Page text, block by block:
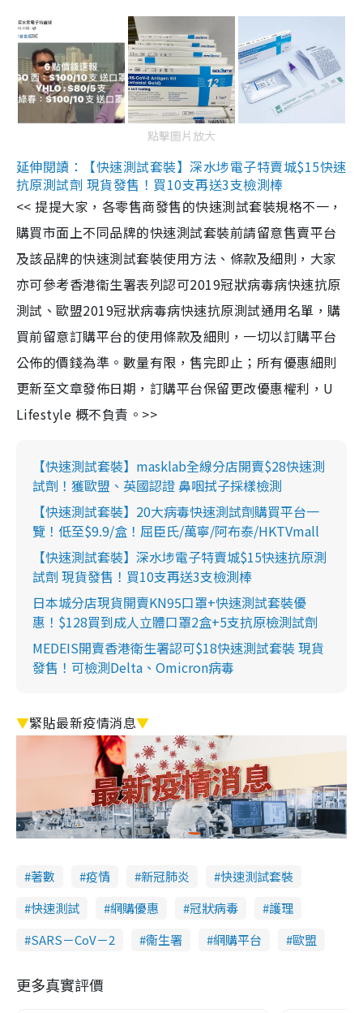
點擊圖片放大
延伸閱讀：【快速測試套裝】深水埗電子特賣城$15快速
抗原測試劑 現貨發售！買10支再送3支檢測棒
<< 提提大家，各零售商發售的快速測試套裝規格不一，
購買市面上不同品牌的快速測試套裝前請留意售賣平台
及該品牌的快速測試套裝使用方法、條款及細則，大家
亦可參考香港衞生署表列認可2019冠狀病毒病快速抗原
測試、歐盟2019冠狀病毒病快速抗原測試通用名單，購
買前留意訂購平台的使用條款及細則，一切以訂購平台
公佈的價錢為準。數量有限，售完即止；所有優惠細則
更新至文章發佈日期，訂購平台保留更改優惠權利，U
Lifestyle 概不負責。>>
【快速測試套裝】masklab全線分店開賣$28快速測
試劑！獲歐盟、英國認證 鼻咽拭子採樣檢測
【快速測試套裝】20大病毒快速測試劑購買平台一
覽！低至$9.9/盒！屈臣氏/萬寧/阿布泰/HKTVmall
【快速測試套裝】深水埗電子特賣城$15快速抗原測
試劑 現貨發售！買10支再送3支檢測棒
日本城分店現貨開賣KN95口罩+快速測試套裝優
惠！$128買到成人立體口罩2盒+5支抗原檢測試劑
MEDEIS開賣香港衛生署認可$18快速測試套裝 現貨
發售！可檢測Delta、Omicron病毒
▼緊貼最新疫情消息▼
著數 疫情 新冠肺炎
快速測試套裝
快速測試
網購優惠 冠狀病毒
護理
SARS－CoV－2
衞生署 網購平台 歐盟
更多真實評價